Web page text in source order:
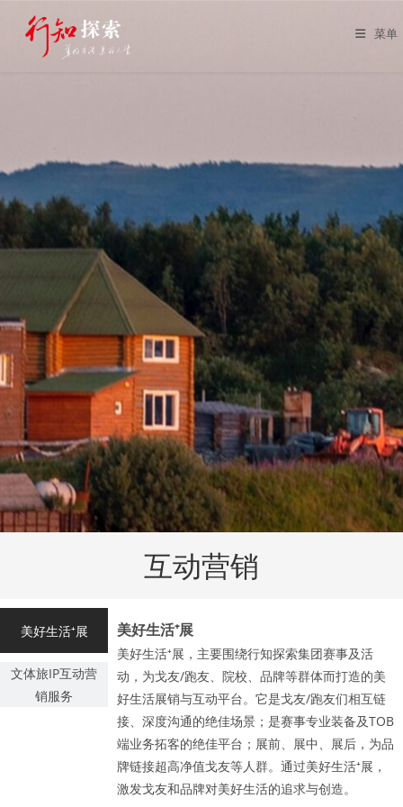
content
菜单
互动营销
美好生活⁺展
文体旅IP互动营
销服务
美好生活⁺展
美好生活⁺展，主要围绕行知探索集团赛事及活
动，为戈友/跑友、院校、品牌等群体而打造的美
好生活展销与互动平台。它是戈友/跑友们相互链
接、深度沟通的绝佳场景；是赛事专业装备及TOB
端业务拓客的绝佳平台；展前、展中、展后，为品
牌链接超高净值戈友等人群。通过美好生活⁺展，
激发戈友和品牌对美好生活的追求与创造。